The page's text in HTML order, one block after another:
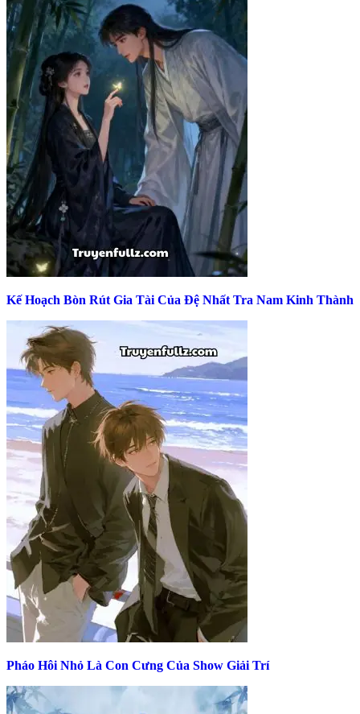
Kế Hoạch Bòn Rút Gia Tài Của Đệ Nhất Tra Nam Kinh Thành
Pháo Hôi Nhỏ Là Con Cưng Của Show Giải Trí